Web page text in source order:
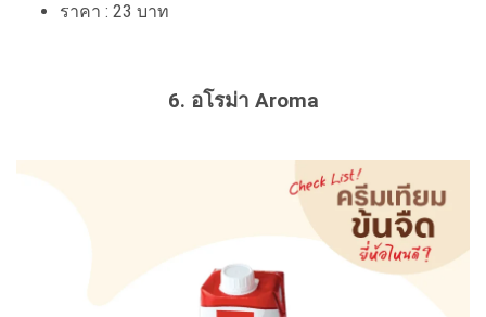
ราคา : 23 บาท
6. อโรม่า Aroma